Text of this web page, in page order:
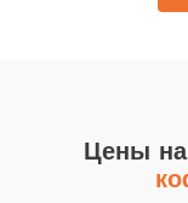
Цены